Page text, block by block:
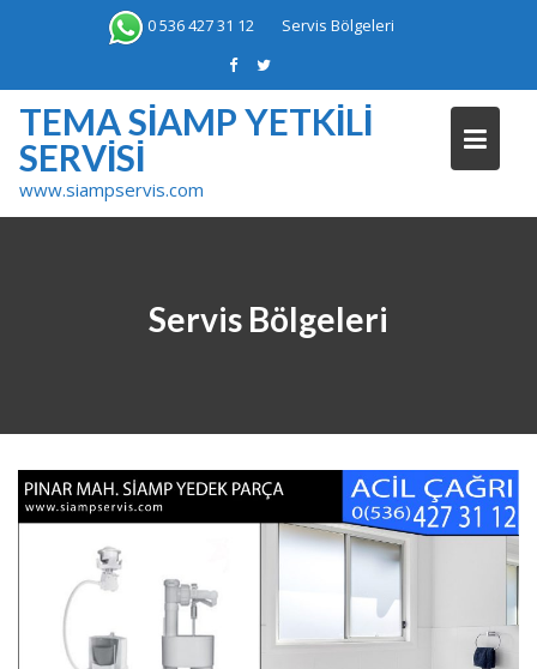
0 536 427 31 12 Servis Bölgeleri
TEMA SIAMP YETKILI
SERVISI
www.siampservis.com
Servis Bölgeleri